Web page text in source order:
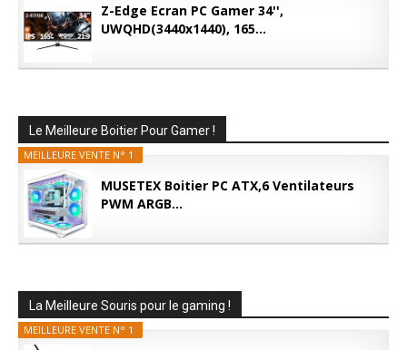
Z-Edge Ecran PC Gamer 34'',
UWQHD(3440x1440), 165...
Le Meilleure Boitier Pour Gamer !
MEILLEURE VENTE N° 1
MUSETEX Boitier PC ATX,6 Ventilateurs
PWM ARGB...
La Meilleure Souris pour le gaming !
MEILLEURE VENTE N° 1